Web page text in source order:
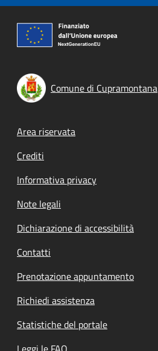
Comune di Cupramontana
Footer menu
Area riservata
Crediti
Informativa privacy
Note legali
Dichiarazione di accessibilità
Contatti
Prenotazione appuntamento
Richiedi assistenza
Statistiche del portale